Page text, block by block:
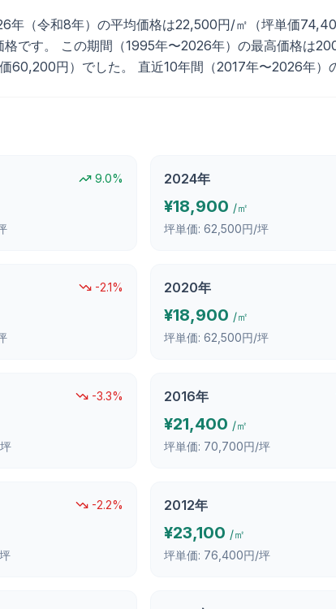
年（令和8年）の平均価格は22,500円/㎡（坪単価
です。 この期間（1995年〜2026年）の最高価格は
円）でした。 直近10年間（2017年〜2026年）
9.0% 2024年
¥18,900 /㎡
坪単価: 62,500円/坪
-2.1% 2020年
¥18,900 /㎡
坪単価: 62,500円/坪
-3.3% 2016年
¥21,400 /㎡
坪単価: 70,700円/坪
-2.2% 2012年
¥23,100 /㎡
坪単価: 76,400円/坪